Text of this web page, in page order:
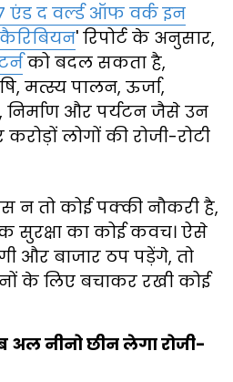
एंड द वर्ल्ड ऑफ वर्क इन
' रिपोर्ट के अनुसार,
को बदल सकता है,
मत्स्य पालन, ऊर्जा,
निर्माण और पर्यटन जैसे उन
करोड़ों लोगों की रोजी-रोटी
न तो कोई पक्की नौकरी है,
सुरक्षा का कोई कवच। ऐसे
और बाजार ठप पड़ेंगे, तो
के लिए बचाकर रखी कोई
नीनो छीन लेगा रोजी-